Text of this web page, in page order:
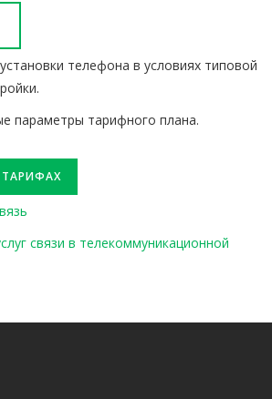
телефона в условиях типовой
параметры тарифного плана.
связи в телекоммуникационной